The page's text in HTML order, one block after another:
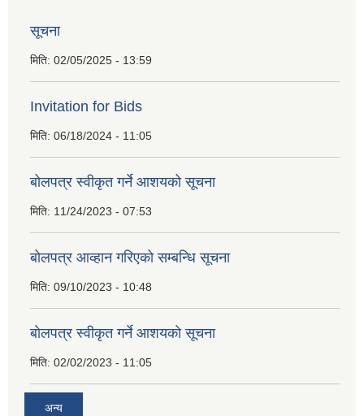
सूचना
मिति: 02/05/2025 - 13:59
Invitation for Bids
मिति: 06/18/2024 - 11:05
बोलपत्र स्वीकृत गर्ने आशयको सूचना
मिति: 11/24/2023 - 07:53
बोलपत्र आव्हान गरिएको सम्बन्धि सूचना
मिति: 09/10/2023 - 10:48
बाेलपत्र स्वीकृत गर्ने आशयकाे सूचना
मिति: 02/02/2023 - 11:05
अन्य